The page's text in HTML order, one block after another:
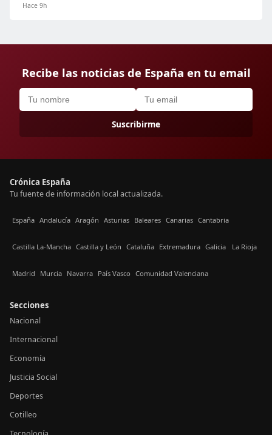
Hace 9h
Recibe las noticias de España en tu email
Suscribirme
Crónica España
Tu fuente de información local actualizada.
España Andalucía Aragón Asturias Baleares Canarias Cantabria
Castilla La-Mancha Castilla y León Cataluña Extremadura Galicia La Rioja
Madrid Murcia Navarra País Vasco Comunidad Valenciana
Secciones
Nacional
Internacional
Economía
Justicia Social
Deportes
Cotilleo